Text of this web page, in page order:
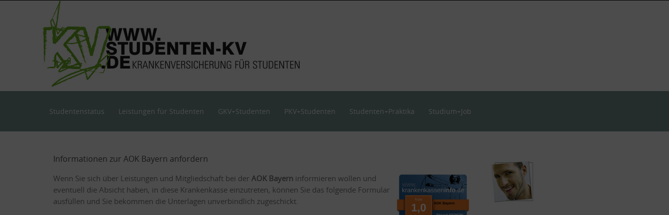
content
Studentenstatus Leistungen für Studenten GKV+Studenten PKV+Studenten Studenten+Praktika Studium+Job
Informationen zur AOK Bayern anfordern
Wenn Sie sich über Leistungen und Mitgliedschaft bei der AOK Bayern informieren wollen und
eventuell die Absicht haben, in diese Krankenkasse einzutreten, können Sie das folgende Formular
ausfüllen und Sie bekommen die Unterlagen unverbindlich zugeschickt.